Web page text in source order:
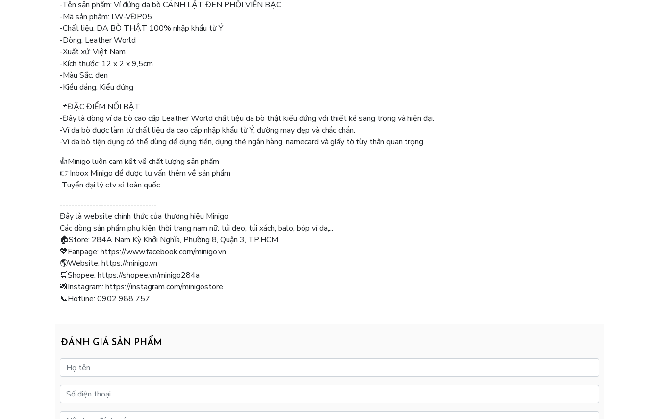
-Tên sản phẩm: Ví đứng da bò CÁNH LẬT ĐEN PHỐI VIỀN BẠC
-Mã sản phẩm: LW-VĐP05
-Chất liệu: DA BÒ THẬT 100% nhập khẩu từ Ý
-Dòng: Leather World
-Xuất xứ: Việt Nam
-Kích thước: 12 x 2 x 9,5cm
-Màu Sắc: đen
-Kiểu dáng: Kiểu đứng
📌ĐẶC ĐIỂM NỔI BẬT
-Đây là dòng ví da bò cao cấp Leather World chất liệu da bò thật kiểu đứng với thiết kế sang trọng và hiện đại.
-Ví da bò được làm từ chất liệu da cao cấp nhập khẩu từ Ý, đường may đẹp và chắc chắn.
-Ví da bò tiện dụng có thể dùng để đựng tiền, đựng thẻ ngân hàng, namecard và giấy tờ tùy thân quan trọng.
👍Minigo luôn cam kết về chất lượng sản phẩm
👉Inbox Minigo để được tư vấn thêm về sản phẩm
Tuyển đại lý ctv sỉ toàn quốc
---------------------------------
Đây là website chính thức của thương hiệu Minigo
Các dòng sản phẩm phụ kiện thời trang nam nữ: túi đeo, túi xách, balo, bóp ví da,...
🏠Store: 284A Nam Kỳ Khởi Nghĩa, Phường 8, Quận 3, TP.HCM
💖Fanpage: https://www.facebook.com/minigo.vn
🌎Website: https://minigo.vn
🛒Shopee: https://shopee.vn/minigo284a
📸Instagram: https://instagram.com/minigostore
📞Hotline: 0902 988 757
ĐÁNH GIÁ SẢN PHẨM